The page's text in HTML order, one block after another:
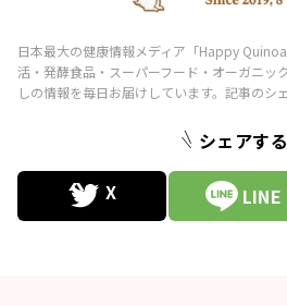
シェアする
LINE